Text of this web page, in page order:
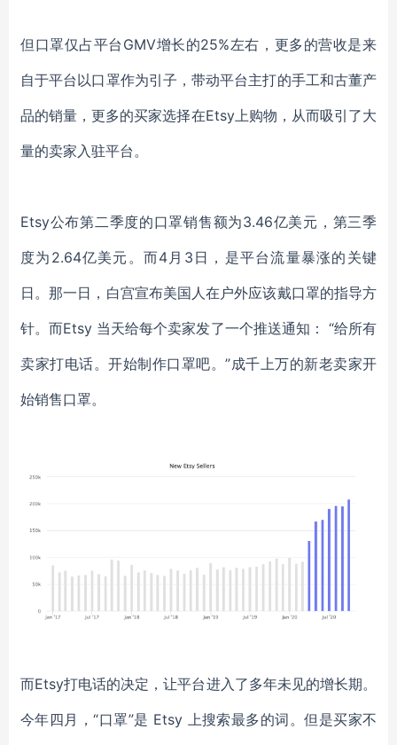
但口罩仅占平台 GMV增长的25%左右，更多的营收是来
自于平台以口罩作为引子，带动平台主打的手工和古董产
品的销量，更多的买家选择在Etsy上购物，从而吸引了大
量的卖家入驻平台。
Etsy公布第二季度的口罩销售额为3.46亿美元，第三季
度为2.64亿美元。而4月3日，是平台流量暴涨的关键
日。那一日，白宫宣布美国人在户外应该戴口罩的指导方
针。而Etsy 当天给每个卖家发了一个推送通知： “给所有
卖家打电话。开始制作口罩吧。”成千上万的新老卖家开
始销售口罩。
而Etsy打电话的决定，让平台进入了多年未见的增长期。
今年四月，“口罩”是 Etsy 上搜索最多的词。但是买家不